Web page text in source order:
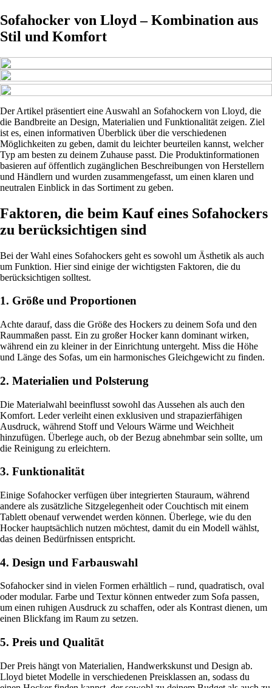
Sofahocker von Lloyd – Kombination aus
Stil und Komfort
Der Artikel präsentiert eine Auswahl an Sofahockern von Lloyd, die
die Bandbreite an Design, Materialien und Funktionalität zeigen. Ziel
ist es, einen informativen Überblick über die verschiedenen
Möglichkeiten zu geben, damit du leichter beurteilen kannst, welcher
Typ am besten zu deinem Zuhause passt. Die Produktinformationen
basieren auf öffentlich zugänglichen Beschreibungen von Herstellern
und Händlern und wurden zusammengefasst, um einen klaren und
neutralen Einblick in das Sortiment zu geben.
Faktoren, die beim Kauf eines Sofahockers
zu berücksichtigen sind
Bei der Wahl eines Sofahockers geht es sowohl um Ästhetik als auch
um Funktion. Hier sind einige der wichtigsten Faktoren, die du
berücksichtigen solltest.
1. Größe und Proportionen
Achte darauf, dass die Größe des Hockers zu deinem Sofa und den
Raummaßen passt. Ein zu großer Hocker kann dominant wirken,
während ein zu kleiner in der Einrichtung untergeht. Miss die Höhe
und Länge des Sofas, um ein harmonisches Gleichgewicht zu finden.
2. Materialien und Polsterung
Die Materialwahl beeinflusst sowohl das Aussehen als auch den
Komfort. Leder verleiht einen exklusiven und strapazierfähigen
Ausdruck, während Stoff und Velours Wärme und Weichheit
hinzufügen. Überlege auch, ob der Bezug abnehmbar sein sollte, um
die Reinigung zu erleichtern.
3. Funktionalität
Einige Sofahocker verfügen über integrierten Stauraum, während
andere als zusätzliche Sitzgelegenheit oder Couchtisch mit einem
Tablett obenauf verwendet werden können. Überlege, wie du den
Hocker hauptsächlich nutzen möchtest, damit du ein Modell wählst,
das deinen Bedürfnissen entspricht.
4. Design und Farbauswahl
Sofahocker sind in vielen Formen erhältlich – rund, quadratisch, oval
oder modular. Farbe und Textur können entweder zum Sofa passen,
um einen ruhigen Ausdruck zu schaffen, oder als Kontrast dienen, um
einen Blickfang im Raum zu setzen.
5. Preis und Qualität
Der Preis hängt von Materialien, Handwerkskunst und Design ab.
Lloyd bietet Modelle in verschiedenen Preisklassen an, sodass du